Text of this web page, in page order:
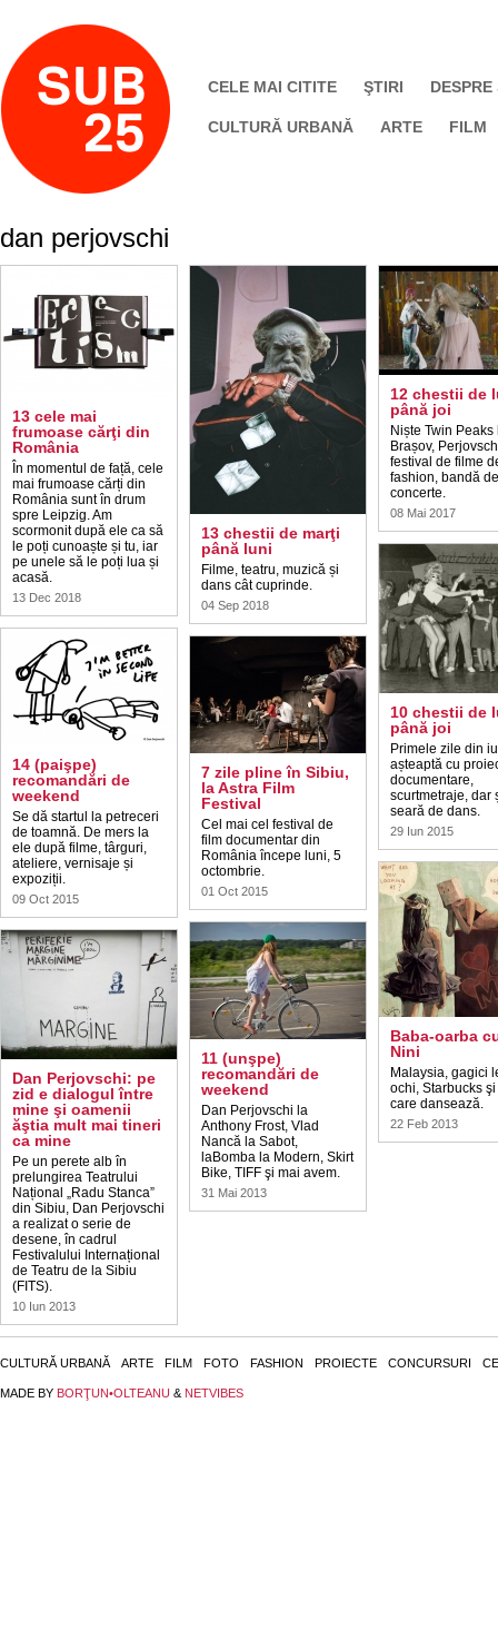
CELE MAI CITITE ŞTIRI DESPRE
CULTURĂ URBANĂ ARTE FILM
dan perjovschi
13 cele mai
frumoase cărţi din
România
În momentul de față, cele
mai frumoase cărți din
România sunt în drum
spre Leipzig. Am
scormonit după ele ca să
le poți cunoaște și tu, iar
pe unele să le poți lua și
acasă.
13 Dec 2018
14 (paişpe)
recomandări de
weekend
Se dă startul la petreceri
de toamnă. De mers la
ele după filme, târguri,
ateliere, vernisaje și
expoziții.
09 Oct 2015
Dan Perjovschi: pe
zid e dialogul între
mine şi oamenii
ăştia mult mai tineri
ca mine
Pe un perete alb în
prelungirea Teatrului
Național „Radu Stanca”
din Sibiu, Dan Perjovschi
a realizat o serie de
desene, în cadrul
Festivalului Internațional
de Teatru de la Sibiu
(FITS).
10 Iun 2013
13 chestii de marţi
până luni
Filme, teatru, muzică și
dans cât cuprinde.
04 Sep 2018
7 zile pline în Sibiu,
la Astra Film
Festival
Cel mai cel festival de
film documentar din
România începe luni, 5
octombrie.
01 Oct 2015
11 (unşpe)
recomandări de
weekend
Dan Perjovschi la
Anthony Frost, Vlad
Nancă la Sabot,
laBomba la Modern, Skirt
Bike, TIFF şi mai avem.
31 Mai 2013
12 chestii de
până joi
Niște Twin Peaks
Brașov,
festival de filme
fashion, bandă
concerte.
08 Mai 2017
10 chestii de
până joi
Primele zile din
așteaptă cu
documentare,
scurtmetraje, dar
seară de dans.
29 Iun 2015
Baba-oarba
Nini
Malaysia, gagici
ochi, Starbucks
care dansează.
22 Feb 2013
CULTURĂ URBANĂ ARTE FILM FOTO FASHION PROIECTE CONCURSURI
MADE BY BORŢUN•OLTEANU & NETVIBES